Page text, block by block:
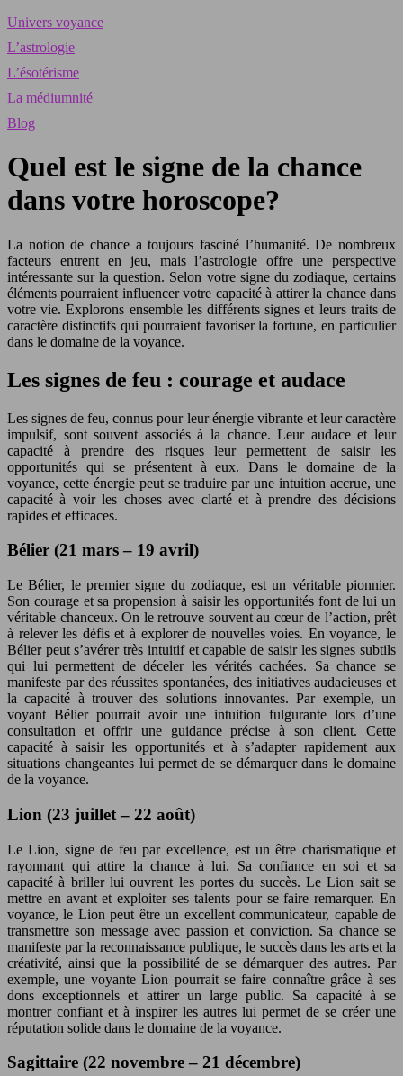
Univers voyance
L’astrologie
L’ésotérisme
La médiumnité
Blog
Quel est le signe de la chance
dans votre horoscope?
La notion de chance a toujours fasciné l’humanité. De nombreux
facteurs entrent en jeu, mais l’astrologie offre une perspective
intéressante sur la question. Selon votre signe du zodiaque, certains
éléments pourraient influencer votre capacité à attirer la chance dans
votre vie. Explorons ensemble les différents signes et leurs traits de
caractère distinctifs qui pourraient favoriser la fortune, en particulier
dans le domaine de la voyance.
Les signes de feu : courage et audace
Les signes de feu, connus pour leur énergie vibrante et leur caractère
impulsif, sont souvent associés à la chance. Leur audace et leur
capacité à prendre des risques leur permettent de saisir les
opportunités qui se présentent à eux. Dans le domaine de la
voyance, cette énergie peut se traduire par une intuition accrue, une
capacité à voir les choses avec clarté et à prendre des décisions
rapides et efficaces.
Bélier (21 mars – 19 avril)
Le Bélier, le premier signe du zodiaque, est un véritable pionnier.
Son courage et sa propension à saisir les opportunités font de lui un
véritable chanceux. On le retrouve souvent au cœur de l’action, prêt
à relever les défis et à explorer de nouvelles voies. En voyance, le
Bélier peut s’avérer très intuitif et capable de saisir les signes subtils
qui lui permettent de déceler les vérités cachées. Sa chance se
manifeste par des réussites spontanées, des initiatives audacieuses et
la capacité à trouver des solutions innovantes. Par exemple, un
voyant Bélier pourrait avoir une intuition fulgurante lors d’une
consultation et offrir une guidance précise à son client. Cette
capacité à saisir les opportunités et à s’adapter rapidement aux
situations changeantes lui permet de se démarquer dans le domaine
de la voyance.
Lion (23 juillet – 22 août)
Le Lion, signe de feu par excellence, est un être charismatique et
rayonnant qui attire la chance à lui. Sa confiance en soi et sa
capacité à briller lui ouvrent les portes du succès. Le Lion sait se
mettre en avant et exploiter ses talents pour se faire remarquer. En
voyance, le Lion peut être un excellent communicateur, capable de
transmettre son message avec passion et conviction. Sa chance se
manifeste par la reconnaissance publique, le succès dans les arts et la
créativité, ainsi que la possibilité de se démarquer des autres. Par
exemple, une voyante Lion pourrait se faire connaître grâce à ses
dons exceptionnels et attirer un large public. Sa capacité à se
montrer confiant et à inspirer les autres lui permet de se créer une
réputation solide dans le domaine de la voyance.
Sagittaire (22 novembre – 21 décembre)